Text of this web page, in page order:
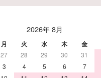
2026年 8月
月 火 水 木 金
27 28 29 30 31
3 4 5 6 7